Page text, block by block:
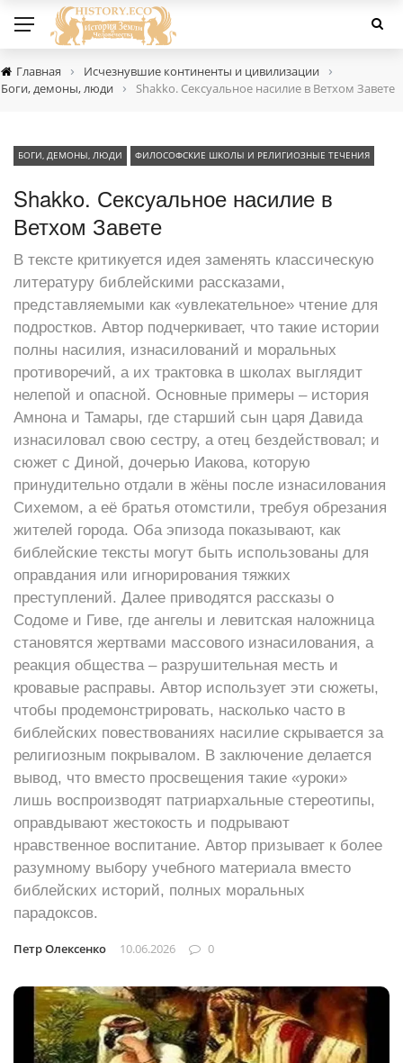
Главная › Исчезнувшие континенты и цивилизации ›
Боги, демоны, люди › Shakko. Сексуальное насилие в Ветхом Завете
БОГИ, ДЕМОНЫ, ЛЮДИ ФИЛОСОФСКИЕ ШКОЛЫ И РЕЛИГИОЗНЫЕ ТЕЧЕНИЯ
Shakko. Сексуальное насилие в
Ветхом Завете
В тексте критикуется идея заменять классическую
литературу библейскими рассказами,
представляемыми как «увлекательное» чтение для
подростков. Автор подчеркивает, что такие истории
полны насилия, изнасилований и моральных
противоречий, а их трактовка в школах выглядит
нелепой и опасной. Основные примеры – история
Амнона и Тамары, где старший сын царя Давида
изнасиловал свою сестру, а отец бездействовал; и
сюжет с Диной, дочерью Иакова, которую
принудительно отдали в жёны после изнасилования
Сихемом, а её братья отомстили, требуя обрезания
жителей города. Оба эпизода показывают, как
библейские тексты могут быть использованы для
оправдания или игнорирования тяжких
преступлений. Далее приводятся рассказы о
Содоме и Гиве, где ангелы и левитская наложница
становятся жертвами массового изнасилования, а
реакция общества – разрушительная месть и
кровавые расправы. Автор использует эти сюжеты,
чтобы продемонстрировать, насколько часто в
библейских повествованиях насилие скрывается за
религиозным покрывалом. В заключение делается
вывод, что вместо просвещения такие «уроки»
лишь воспроизводят патриархальные стереотипы,
оправдывают жестокость и подрывают
нравственное воспитание. Автор призывает к более
разумному выбору учебного материала вместо
библейских историй, полных моральных
парадоксов.
Петр Олексенко 10.06.2026 0